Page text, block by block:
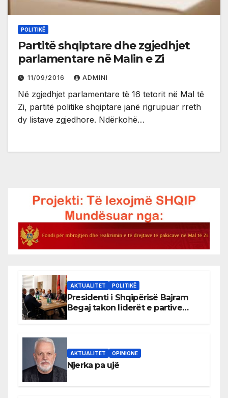
POLITIKË
Partitë shqiptare dhe zgjedhjet
parlamentare në Malin e Zi
11/09/2016 ADMINI
Në zgjedhjet parlamentare të 16 tetorit në Mal të
Zi, partitë politike shqiptare janë rigrupuar rreth
dy listave zgjedhore. Ndërkohë…
AKTUALITET POLITIKË
Presidenti i Shqipërisë Bajram
Begaj takon liderët e partive
AKTUALITET OPINIONE
Njerka pa ujë